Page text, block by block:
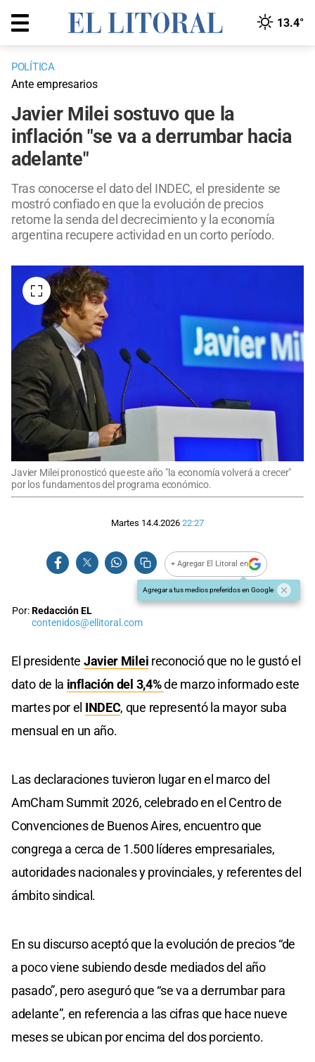
13.4°
POLÍTICA
Ante empresarios
Javier Milei sostuvo que la
inflación "se va a derrumbar hacia
adelante"
Tras conocerse el dato del INDEC, el presidente se
mostró confiado en que la evolución de precios
retome la senda del decrecimiento y la economía
argentina recupere actividad en un corto período.
Javier Milei pronosticó que este año "la economía volverá a crecer"
por los fundamentos del programa económico.
Martes 14.4.2026 22:27
+ Agregar El Litoral en
Agregar a tus medios preferidos en Google
Por:Redacción EL
contenidos@ellitoral.com
El presidente Javier Milei reconoció que no le gustó el
dato de la inflación del 3,4%de marzo informado este
martes por el INDEC, que representó la mayor suba
mensual en un año.
Las declaraciones tuvieron lugar en el marco del
AmCham Summit 2026, celebrado en el Centro de
Convenciones de Buenos Aires, encuentro que
congrega a cerca de 1.500 líderes empresariales,
autoridades nacionales y provinciales, y referentes del
ámbito sindical.
En su discurso aceptó que la evolución de precios “de
a poco viene subiendo desde mediados del año
pasado”, pero aseguró que “se va a derrumbar para
adelante”, en referencia a las cifras que hace nueve
meses se ubican por encima del dos porciento.